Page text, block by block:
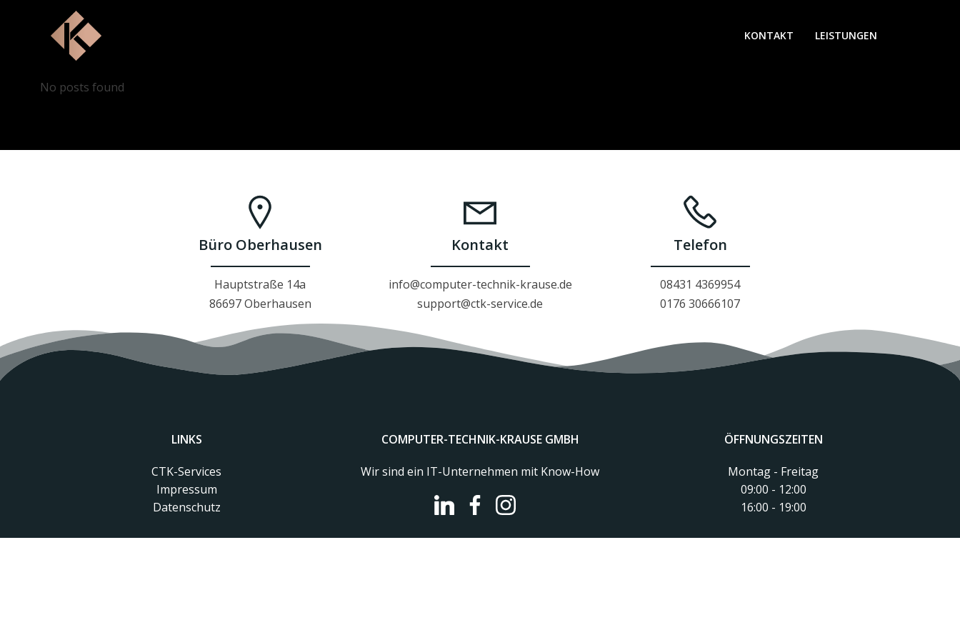
KONTAKT LEISTUNGEN
No posts found
Büro Oberhausen
Hauptstraße 14a
86697 Oberhausen
Kontakt
info@computer-technik-krause.de
support@ctk-service.de
Telefon
08431 4369954
0176 30666107
LINKS
CTK-Services
Impressum
Datenschutz
COMPUTER-TECHNIK-KRAUSE GMBH
Wir sind ein IT-Unternehmen mit Know-How
ÖFFNUNGSZEITEN
Montag - Freitag
09:00 - 12:00
16:00 - 19:00